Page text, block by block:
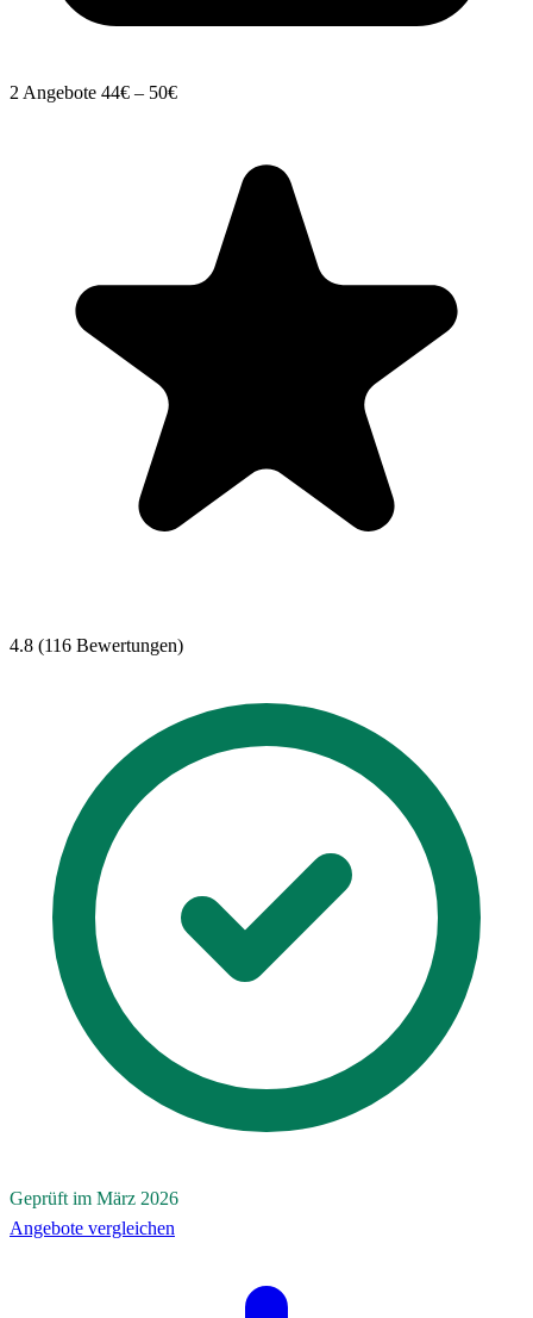
2 Angebote 44€ – 50€
4.8 (116 Bewertungen)
Geprüft im März 2026
Angebote vergleichen